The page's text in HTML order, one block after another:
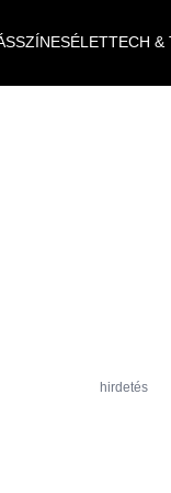
SZÍNESÉLETTECH &
hirdetés